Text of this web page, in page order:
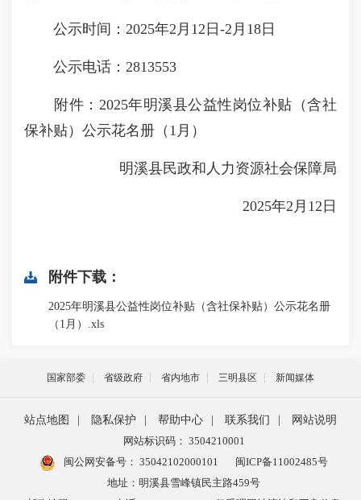
公示时间：2025年2月12日-2月18日
公示电话：2813553
附件：2025年明溪县公益性岗位补贴（含社
保补贴）公示花名册（1月）
明溪县民政和人力资源社会保障局
2025年2月12日
附件下载：
2025年明溪县公益性岗位补贴（含社保补贴）公示花名册
（1月）.xls
国家部委 省级政府 省内地市 三明县区 新闻媒体
站点地图 隐私保护 帮助中心 联系我们
网站说明
网站标识码： 3504210001
闽公网安备号： 35042102000101
闽ICP备11002485号
地址：明溪县雪峰镇民主路459号